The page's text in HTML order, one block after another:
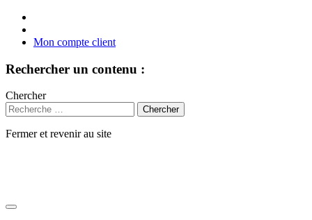
Mon compte client
Rechercher un contenu :
Chercher
Fermer et revenir au site